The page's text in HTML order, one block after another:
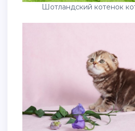
Шотландский котенок